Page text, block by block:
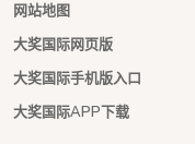
网站地图
大奖国际网页版
大奖国际手机版入口
大奖国际APP下载